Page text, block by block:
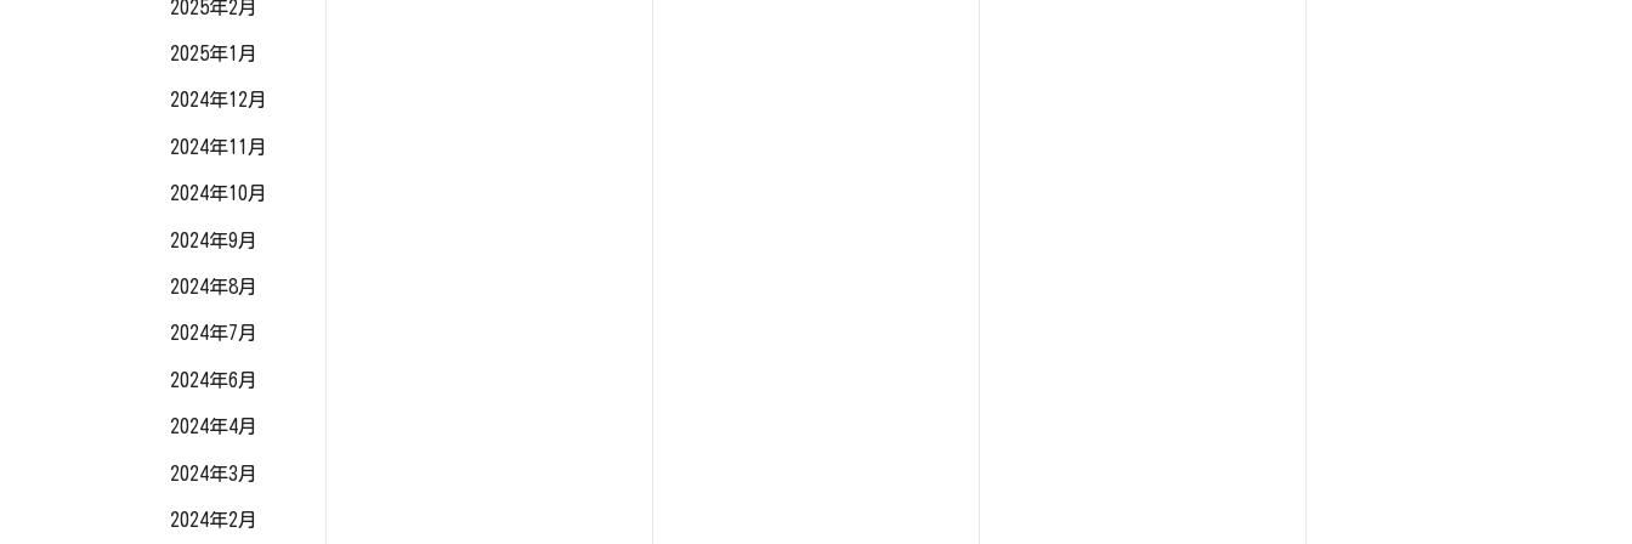
2025年2月
2025年1月
2024年12月
2024年11月
2024年10月
2024年9月
2024年8月
2024年7月
2024年6月
2024年4月
2024年3月
2024年2月